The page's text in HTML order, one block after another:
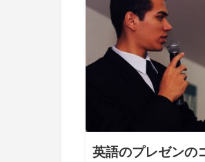
英語のプレゼンの